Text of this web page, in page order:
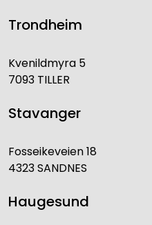
Trondheim
Kvenildmyra 5
7093 TILLER
Stavanger
Fosseikeveien 18
4323 SANDNES
Haugesund